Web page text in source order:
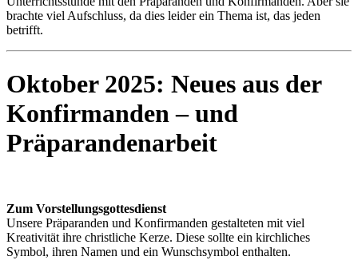
brachte viel Aufschluss, da dies leider ein Thema ist, das jeden
betrifft.
Oktober 2025: Neues aus der
Konfirmanden – und
Präparandenarbeit
Zum Vorstellungsgottesdienst
Unsere Präparanden und Konfirmanden gestalteten mit viel
Kreativität ihre christliche Kerze. Diese sollte ein kirchliches
Symbol, ihren Namen und ein Wunschsymbol enthalten.